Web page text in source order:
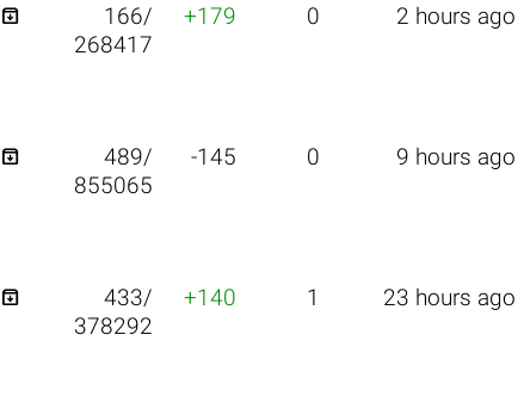

166/
268417
+179 0 2 hours ago

489/
855065
-145 0 9 hours ago

433/
378292
+140 1 23 hours ago